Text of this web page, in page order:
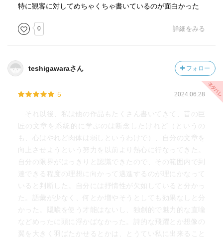
特に観客に対してめちゃくちゃ書いているのが面白かった
0 詳細をみる
teshigawaraさん フォロー
5 2024.06.28
それ以後、私は他の作品もたくさん書いてきて、昔の巨
匠の文章を系統的に学ぶのは断念したけれど（というの
も、心はやれど肉体は弱しというわけで）、自分の文章を
向上させようという努力を以前より熱心に行なってきた。
自分の限界がはっきりと認識できたので、その範囲内で到
達できる程度の理想に向かって邁進するのが理にかなって
いると判断した。自分には抒情性が欠如していると分かっ
た。語彙が少なく、何とか増やそうとしても効果なしと分
かった。隠喩を使う才能はないし、独創的で魅力的な直喩
などめったに頭に浮かばなかった。詩的な飛躍とか想像の
翼を大きく羽ばたかせるとかは、とうてい私に出来ること